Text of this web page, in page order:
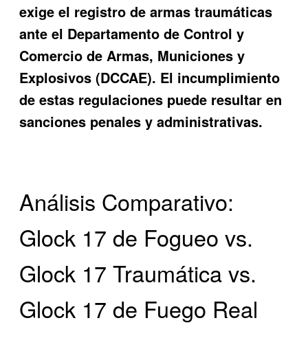
exige el registro de armas traumáticas
ante el Departamento de Control y
Comercio de Armas, Municiones y
Explosivos (DCCAE). El incumplimiento
de estas regulaciones puede resultar en
sanciones penales y administrativas.
Análisis Comparativo:
Glock 17 de Fogueo vs.
Glock 17 Traumática vs.
Glock 17 de Fuego Real